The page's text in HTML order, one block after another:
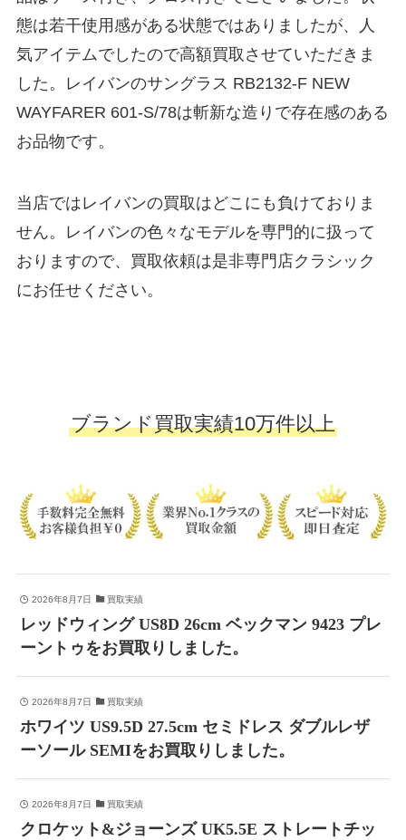
態は若干使用感がある状態ではありましたが、人
気アイテムでしたので高額買取させていただきま
した。レイバンのサングラス RB2132-F NEW
WAYFARER 601-S/78は斬新な造りで存在感のある
お品物です。
当店ではレイバンの買取はどこにも負けておりま
せん。レイバンの色々なモデルを専門的に扱って
おりますので、買取依頼は是非専門店クラシック
にお任せください。
ブランド買取実績10万件以上
2026年8月7日 買取実績
レッドウィング US8D 26cm ベックマン 9423 プレ
ーントゥをお買取りしました。
2026年8月7日 買取実績
ホワイツ US9.5D 27.5cm セミドレス ダブルレザ
ーソール SEMIをお買取りしました。
2026年8月7日 買取実績
クロケット&ジョーンズ UK5.5E ストレートチッ